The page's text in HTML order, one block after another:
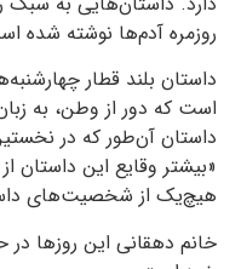
روزمره آدم‌ها نوشته شده
داستان بلند قطار
است که دور از وطن، به
داستان آن‌طور که در
«بیشتر وقایع این داستان
هیچ‌یک از شخصیت‌های
خانم دهقانی این روزها در